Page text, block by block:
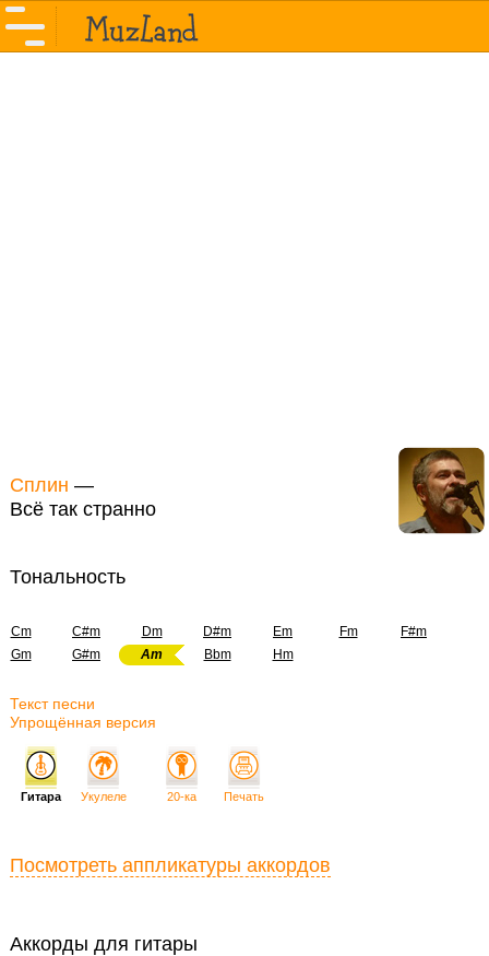
Сплин —
Всё так странно
Тональность
Cm C#m Dm D#m Em Fm
F#m
Gm
G#m Am Bbm Hm
Текст песни
Упрощённая версия
Аккорды для гитары
Гитара Укулеле 20-ка Печать
Посмотреть аппликатуры аккордов